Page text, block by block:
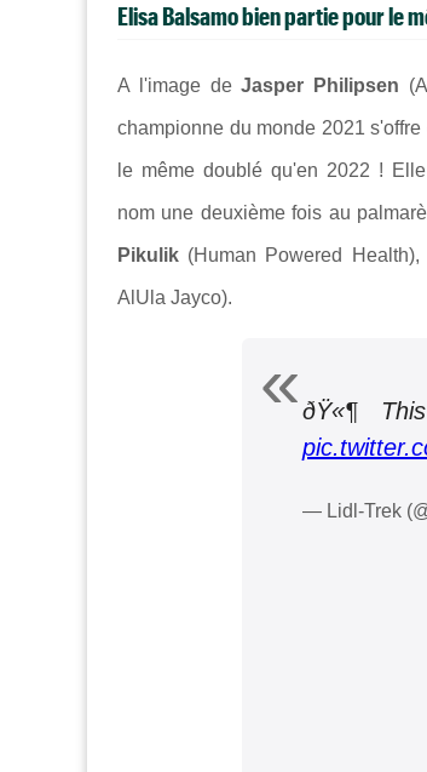
Elisa Balsamo bien partie pour le
A l'image deJasper Philipsen (
championne du monde 2021
le même doublé qu'en 2022 !
nom une deuxième fois au
Pikulik (Human Powered
AlUla Jayco).
ðŸ«¶
— Lidl-Trek